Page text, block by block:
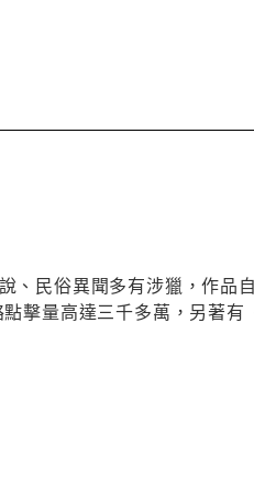
、民俗異聞多有涉獵，作品
擊量高達三千多萬，另著有